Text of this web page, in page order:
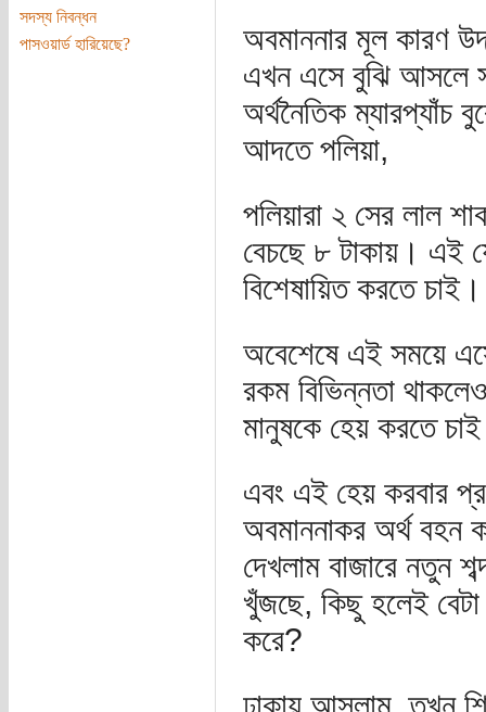
সদস্য নিবন্ধন
পাসওয়ার্ড হারিয়েছে?
অবমাননার মূল কারণ
এখন এসে বুঝি আসলে
অর্থনৈতিক ম্যারপ্যাঁচ
আদতে পলিয়া,
পলিয়ারা ২ সের লাল
বেচছে ৮ টাকায়। এই
বিশেষায়িত করতে চাই।
অবেশেষে এই সময়ে
রকম বিভিন্নতা
মানুষকে হেয় করতে
এবং এই হেয় করবার
অবমাননাকর অর্থ বহন
দেখলাম বাজারে নতুন
খুঁজছে, কিছু হলেই
করে?